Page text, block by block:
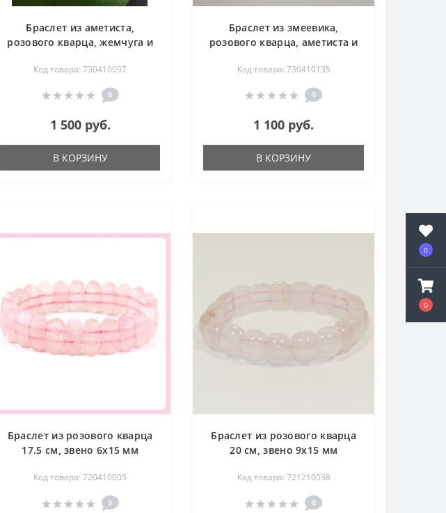
0
0
Браслет из аметиста,
розового кварца, жемчуга и
Код товара: 730410097
0
1 500 руб.
В КОРЗИНУ
Браслет из змеевика,
розового кварца, аметиста и
Код товара: 730410135
0
1 100 руб.
В КОРЗИНУ
Браслет из розового кварца
17.5 см, звено 6х15 мм
Код товара: 720410005
0
Браслет из розового кварца
20 см, звено 9х15 мм
Код товара: 721210038
0